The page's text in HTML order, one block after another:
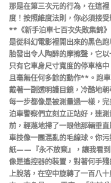
那是在第三次元的行為，在這
度！按照維度法則，你必須接
**《新手泊車七百次失敗集錦
是從科幻電影裡開出來的黑色
胎發出令人陶醉的摩擦聲，它
只有它車身尺寸寬度的停車格
且毫無任何多餘的動作**。跑
戴著一副透明護目鏡，冷酷地
每一步都像是被測量過一樣，
泊車警察們立刻立正站好，連
前，輕蔑地掃了一眼他那輛垂
車技像一團混亂的毛線球。你
紙——『永不放棄』，讓我看到
像是遙控器的裝置，對著何手
上脫落，在空中旋轉了一百八